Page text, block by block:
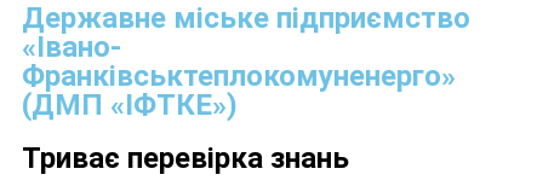
Державне міське підприємство
«Івано-
Франківськтеплокомуненерго»
(ДМП «ІФТКЕ»)
Триває перевірка знань